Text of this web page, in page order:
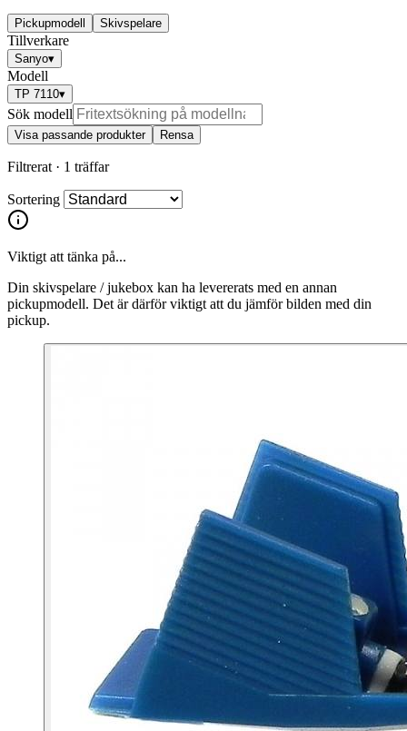
Pickupmodell Skivspelare
Tillverkare
Sanyo▾
Modell
TP 7110▾
Sök modell
Visa passande produkter Rensa
Filtrerat · 1 träffar
Sortering
Viktigt att tänka på...
Din skivspelare / jukebox kan ha levererats med en annan
pickupmodell. Det är därför viktigt att du jämför bilden med din
pickup.